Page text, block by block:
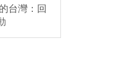
台灣：回